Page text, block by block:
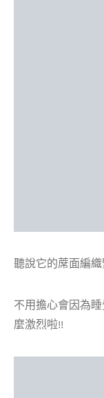
聽說它的蓆面編
不用擔心會因為
麼激烈啦!!